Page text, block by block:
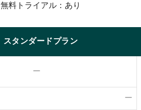
無料トライアル：あり
スタンダードプラン
ー
ー